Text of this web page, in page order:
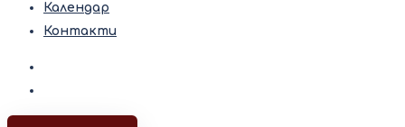
Календар
Контакти